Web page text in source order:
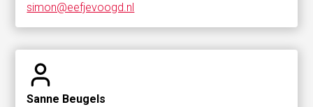
simon@eefjevoogd.nl
Sanne Beugels